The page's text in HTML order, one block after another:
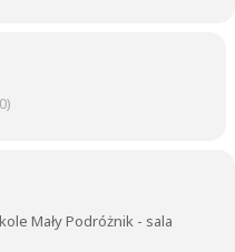
Mały Podróżnik - sala